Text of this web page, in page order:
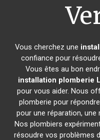
Vous cherchez une
confiance pour
Vous êtes au bon
installation plomberie
pour vous aider. Nous
plomberie pour
pour une réparation,
Nos plombiers
résoudre vos problèmes